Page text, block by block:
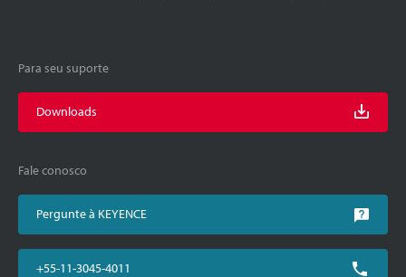
Para seu suporte
Downloads
Fale conosco
Pergunte à KEYENCE
+55-11-3045-4011